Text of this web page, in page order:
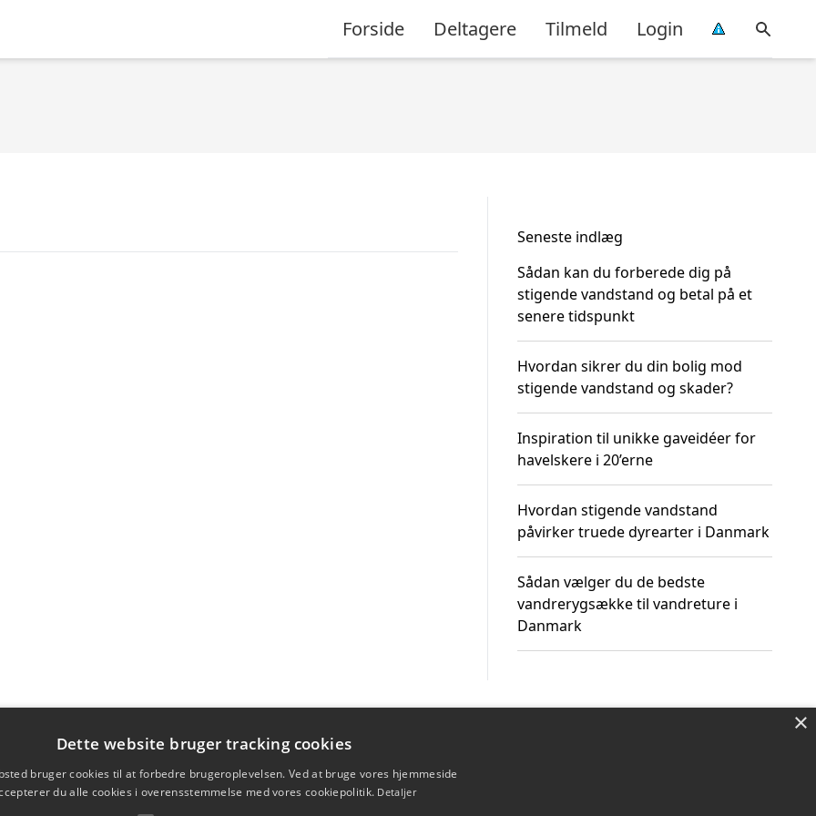
Forside Deltagere Tilmeld Login
Seneste indlæg
Sådan kan du forberede dig på
stigende vandstand og betal på et
senere tidspunkt
Hvordan sikrer du din bolig mod
stigende vandstand og skader?
Inspiration til unikke gaveidéer for
havelskere i 20’erne
Hvordan stigende vandstand
påvirker truede dyrearter i Danmark
Sådan vælger du de bedste
vandrerygsække til vandreture i
Danmark
×
Dette website bruger tracking cookies
bruger cookies til at forbedre brugeroplevelsen. Ved at bruge vores hjemmeside
du alle cookies i overensstemmelse med vores cookiepolitik. Detaljer